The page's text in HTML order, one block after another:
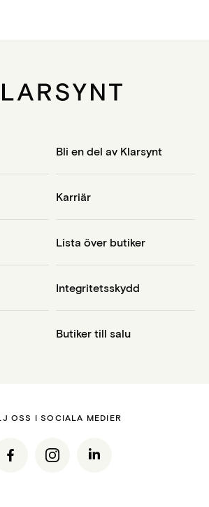
Bli en del av Klarsynt
Karriär
Lista över butiker
Integritetsskydd
Butiker till salu
OSS I SOCIALA MEDIER